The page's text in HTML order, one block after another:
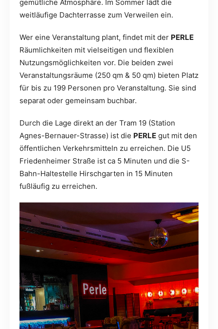
gemütliche Atmosphäre. Im Sommer lädt die
weitläufige Dachterrasse zum Verweilen ein.
Wer eine Veranstaltung plant, findet mit der PERLE
Räumlichkeiten mit vielseitigen und flexiblen
Nutzungsmöglichkeiten vor. Die beiden zwei
Veranstaltungsräume (250 qm & 50 qm) bieten Platz
für bis zu 199 Personen pro Veranstaltung. Sie sind
separat oder gemeinsam buchbar.
Durch die Lage direkt an der Tram 19 (Station
Agnes-Bernauer-Strasse) ist die PERLE gut mit den
öffentlichen Verkehrsmitteln zu erreichen. Die U5
Friedenheimer Straße ist ca 5 Minuten und die S-
Bahn-Haltestelle Hirschgarten in 15 Minuten
fußläufig zu erreichen.